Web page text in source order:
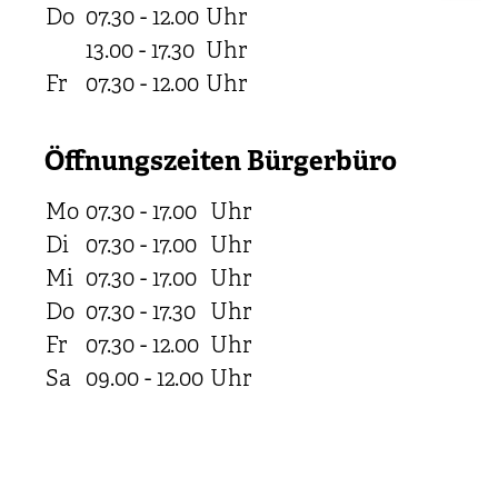
Do 07.30 - 12.00 Uhr
13.00 - 17.30 Uhr
Fr
07.30 - 12.00 Uhr
Öffnungszeiten Bürgerbüro
Mo 07.30 - 17.00 Uhr
Di
07.30 - 17.00 Uhr
Mi 07.30 - 17.00 Uhr
Do 07.30 - 17.30 Uhr
Fr
07.30 - 12.00 Uhr
Sa 09.00 - 12.00 Uhr